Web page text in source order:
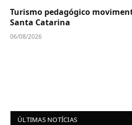
Turismo pedagógico
Santa Catarina
06/08/2026
ÚLTIMAS NOTÍCIAS